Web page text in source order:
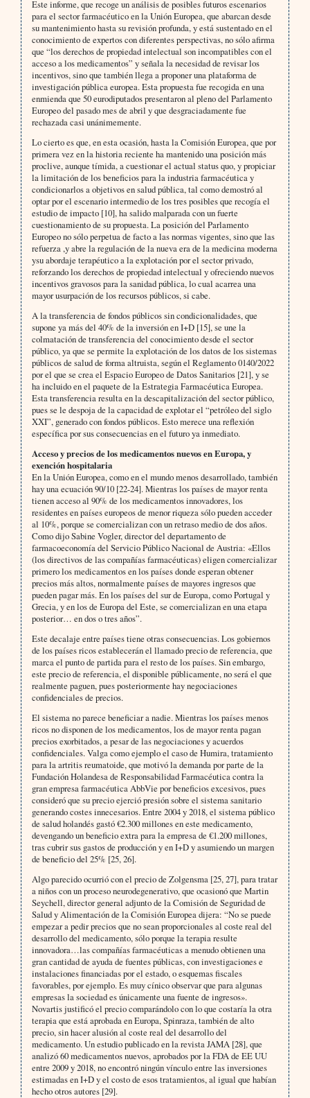
Este informe, que recoge un análisis de posibles futuros escenarios
para el sector farmacéutico en la Unión Europea, que abarcan desde
su mantenimiento hasta su revisión profunda, y está sustentado en el
conocimiento de expertos con diferentes perspectivas, no sólo afirma
que “los derechos de propiedad intelectual son incompatibles con el
acceso a los medicamentos” y señala la necesidad de revisar los
incentivos, sino que también llega a proponer una plataforma de
investigación pública europea. Esta propuesta fue recogida en una
enmienda que 50 eurodiputados presentaron al pleno del Parlamento
Europeo del pasado mes de abril y que desgraciadamente fue
rechazada casi unánimemente.
Lo cierto es que, en esta ocasión, hasta la Comisión Europea, que por
primera vez en la historia reciente ha mantenido una posición más
proclive, aunque tímida, a cuestionar el actual status quo, y propiciar
la limitación de los beneficios para la industria farmacéutica y
condicionarlos a objetivos en salud pública, tal como demostró al
optar por el escenario intermedio de los tres posibles que recogía el
estudio de impacto [10], ha salido malparada con un fuerte
cuestionamiento de su propuesta. La posición del Parlamento
Europeo no sólo perpetua de facto a las normas vigentes, sino que las
refuerza ,y abre la regulación de la nueva era de la medicina moderna
ysu abordaje terapéutico a la explotación por el sector privado,
reforzando los derechos de propiedad intelectual y ofreciendo nuevos
incentivos gravosos para la sanidad pública, lo cual acarrea una
mayor usurpación de los recursos públicos, si cabe.
A la transferencia de fondos públicos sin condicionalidades, que
supone ya más del 40% de la inversión en I+D [15], se une la
colmatación de transferencia del conocimiento desde el sector
público, ya que se permite la explotación de los datos de los sistemas
públicos de salud de forma altruista, según el Reglamento 0140/2022
por el que se crea el Espacio Europeo de Datos Sanitarios [21], y se
ha incluido en el paquete de la Estrategia Farmacéutica Europea.
Esta transferencia resulta en la descapitalización del sector público,
pues se le despoja de la capacidad de explotar el “petróleo del siglo
XXI”, generado con fondos públicos. Esto merece una reflexión
específica por sus consecuencias en el futuro ya inmediato.
Acceso y precios de los medicamentos nuevos en Europa, y
exención hospitalaria
En la Unión Europea, como en el mundo menos desarrollado, también
hay una ecuación 90/10 [22-24]. Mientras los países de mayor renta
tienen acceso al 90% de los medicamentos innovadores, los
residentes en países europeos de menor riqueza sólo pueden acceder
al 10%, porque se comercializan con un retraso medio de dos años.
Como dijo Sabine Vogler, director del departamento de
farmacoeconomía del Servicio Público Nacional de Austria: «Ellos
(los directivos de las compañías farmacéuticas) eligen comercializar
primero los medicamentos en los países donde esperan obtener
precios más altos, normalmente países de mayores ingresos que
pueden pagar más. En los países del sur de Europa, como Portugal y
Grecia, y en los de Europa del Este, se comercializan en una etapa
posterior… en dos o tres años”.
Este decalaje entre países tiene otras consecuencias. Los gobiernos
de los países ricos establecerán el llamado precio de referencia, que
marca el punto de partida para el resto de los países. Sin embargo,
este precio de referencia, el disponible públicamente, no será el que
realmente paguen, pues posteriormente hay negociaciones
confidenciales de precios.
El sistema no parece beneficiar a nadie. Mientras los países menos
ricos no disponen de los medicamentos, los de mayor renta pagan
precios exorbitados, a pesar de las negociaciones y acuerdos
confidenciales. Valga como ejemplo el caso de Humira, tratamiento
para la artritis reumatoide, que motivó la demanda por parte de la
Fundación Holandesa de Responsabilidad Farmacéutica contra la
gran empresa farmacéutica AbbVie por beneficios excesivos, pues
consideró que su precio ejerció presión sobre el sistema sanitario
generando costes innecesarios. Entre 2004 y 2018, el sistema público
de salud holandés gastó €2.300 millones en este medicamento,
devengando un beneficio extra para la empresa de €1.200 millones,
tras cubrir sus gastos de producción y en I+D y asumiendo un margen
de beneficio del 25% [25, 26].
Algo parecido ocurrió con el precio de Zolgensma [25, 27], para tratar
a niños con un proceso neurodegenerativo, que ocasionó que Martin
Seychell, director general adjunto de la Comisión de Seguridad de
Salud y Alimentación de la Comisión Europea dijera: “No se puede
empezar a pedir precios que no sean proporcionales al coste real del
desarrollo del medicamento, sólo porque la terapia resulte
innovadora…las compañías farmacéuticas a menudo obtienen una
gran cantidad de ayuda de fuentes públicas, con investigaciones e
instalaciones financiadas por el estado, o esquemas fiscales
favorables, por ejemplo. Es muy cínico observar que para algunas
empresas la sociedad es únicamente una fuente de ingresos».
Novartis justificó el precio comparándolo con lo que costaría la otra
terapia que está aprobada en Europa, Spinraza, también de alto
precio, sin hacer alusión al coste real del desarrollo del
medicamento. Un estudio publicado en la revista JAMA [28], que
analizó 60 medicamentos nuevos, aprobados por la FDA de EE UU
entre 2009 y 2018, no encontró ningún vínculo entre las inversiones
estimadas en I+D y el costo de esos tratamientos, al igual que habían
hecho otros autores [29].